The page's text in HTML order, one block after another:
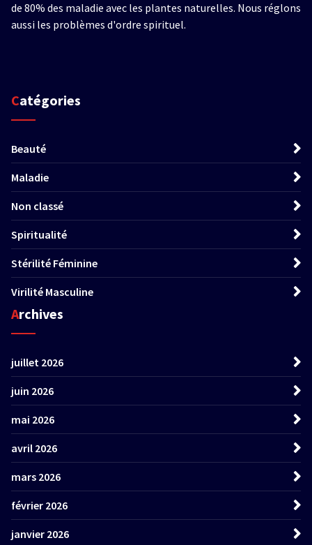
de 80% des maladie avec les plantes naturelles. Nous réglons
aussi les problèmes d'ordre spirituel.
Catégories
Beauté
Maladie
Non classé
Spiritualité
Stérilité Féminine
Virilité Masculine
Archives
juillet 2026
juin 2026
mai 2026
avril 2026
mars 2026
février 2026
janvier 2026